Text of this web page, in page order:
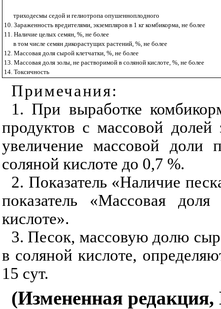
триходесмы седой и гелиотропа опушенноплодного
10. Зараженность вредителями, экземпляров в 1 кгкомбикорма, не более
11. Наличие целых семян, %, не более
в том числе семян дикорастущих растений, %, не более
12. Массовая доля сырой клетчатки, %, не более
13. Массовая доля золы, не растворимой в соляной кислоте, %, не более
14. Токсичность
Примечания:
1. При выработке
продуктов с массовой
увеличение массовой доли
соляной кислоте до 0,7 %.
2. Показатель «Наличие
показатель «Массовая
кислоте».
3. Песок, массовую долю
в соляной кислоте,
15 сут.
(Измененная